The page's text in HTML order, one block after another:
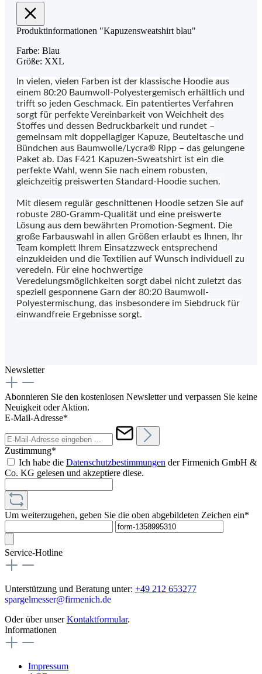
Produktinformationen "Kapuzensweatshirt blau"
Farbe: Blau
Größe: XXL
In vielen, vielen Farben ist der klassische Hoodie aus
einem 80:20 Baumwoll-Polyestergemisch erhältlich und
trifft so jeden Geschmack. Ein patentiertes Verfahren
sorgt für perfekte Vereinbarkeit von Weichheit des
Stoffes und dessen Bedruckbarkeit und rundet –
gemeinsam mit doppellagiger Kapuze, Beuteltasche und
Bündchen aus Baumwolle/Lycra® Ripp – das gelungene
Paket ab. Das F421 Kapuzen-Sweatshirt ist ein die
perfekte Wahl, wenn Sie nach einem robusten,
gleichzeitig preiswerten Standard-Hoodie suchen.
Mit diesem regulär geschnittenen Hoodie setzen Sie auf
robuste 280-Gramm-Qualität und eine preiswerte
Lösung aus dem bewährten Promotion-Segment. Die
große Farbauswahl in allen Größen erlaubt es Ihnen, Ihr
Team komplett Ihrem Einsatzzweck entsprechend
einzukleiden und die Textilien auf Wunsch individuell zu
veredeln. Für eine hochwertige
Veredelungsmöglichkeiten sorgt dabei nicht zuletzt das
speziell gesponnene Garn der 80:20 Baumwoll-
Polyestermischung, das insbesondere im Siebdruck für
einwandfreie Ergebnisse sorgt.
Newsletter
Abonnieren Sie den kostenlosen Newsletter und verpassen Sie keine
Neuigkeit oder Aktion.
E-Mail-Adresse*
Zustimmung*
Ich habe die Datenschutzbestimmungen der Firmenich GmbH &
Co. KG gelesen und akzeptiere diese.
Um weiterzugehen, geben Sie die oben abgebildeten Zeichen ein*
Service-Hotline
Unterstützung und Beratung unter: +49 212 653277
spargelmesser@firmenich.de
Oder über unserKontaktformular.
Informationen
Impressum